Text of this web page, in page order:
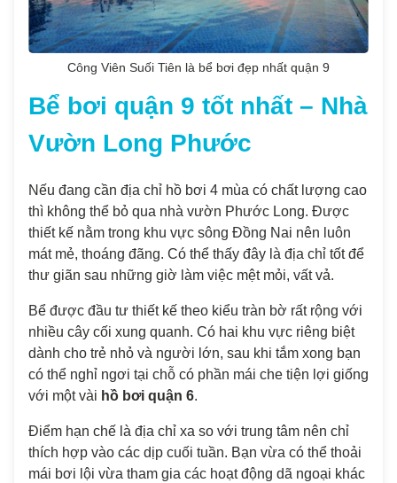
Công Viên Suối Tiên là bể bơi đẹp nhất quận 9
Bể bơi quận 9 tốt nhất – Nhà
Vườn Long Phước
Nếu đang cần địa chỉ hồ bơi 4 mùa có chất lượng cao
thì không thể bỏ qua nhà vườn Phước Long. Được
thiết kế nằm trong khu vực sông Đồng Nai nên luôn
mát mẻ, thoáng đãng. Có thể thấy đây là địa chỉ tốt để
thư giãn sau những giờ làm việc mệt mỏi, vất vả.
Bể được đầu tư thiết kế theo kiểu tràn bờ rất rộng với
nhiều cây cối xung quanh. Có hai khu vực riêng biệt
dành cho trẻ nhỏ và người lớn, sau khi tắm xong bạn
có thể nghỉ ngơi tại chỗ có phần mái che tiện lợi giống
với một vài hồ bơi quận 6.
Điểm hạn chế là địa chỉ xa so với trung tâm nên chỉ
thích hợp vào các dịp cuối tuần. Bạn vừa có thể thoải
mái bơi lội vừa tham gia các hoạt động dã ngoại khác